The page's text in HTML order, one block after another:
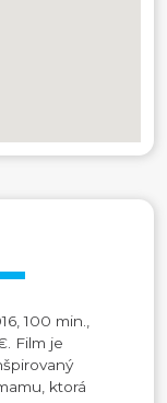
100 min.,
Film je
ktorá